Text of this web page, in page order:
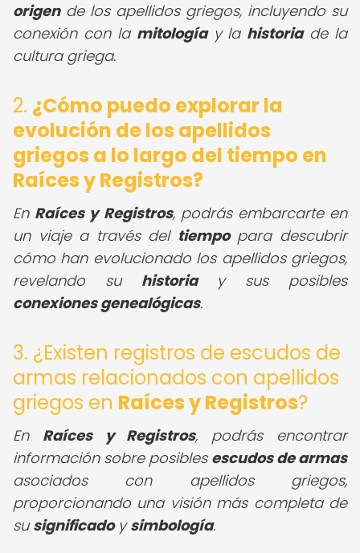
origende los apellidos griegos, incluyendo su
conexión con la mitologíay la historiade la
cultura griega.
2. ¿Cómo puedo explorar la
evolución de los apellidos
griegos a lo largo del tiempo en
Raíces y Registros?
En Raíces y Registros, podrás embarcarte en
un viaje a través del tiempopara descubrir
cómo han evolucionado los apellidos griegos,
revelando su historiay sus posibles
conexiones genealógicas.
3. ¿Existen registros de escudos de
armas relacionados con apellidos
griegos en Raíces y Registros?
En Raíces y Registros, podrás encontrar
información sobre posibles escudos de armas
asociados con apellidos griegos,
proporcionando una visión más completa de
susignificadoysimbología.